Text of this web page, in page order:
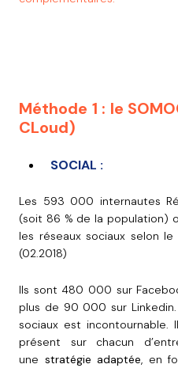
Méthode 1 : le
CLoud)
SOCIAL :
Les 593 000 internautes
(soit 86 % de la population)
les réseaux sociaux selon
(02.2018)
Ils sont 480 000 sur
plus de 90 000 sur
sociaux est incontournable.
présent sur chacun
une stratégie adaptée, en